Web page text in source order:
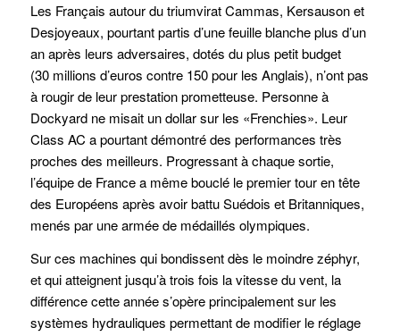
Les Français autour du triumvirat Cammas, Kersauson et
Desjoyeaux, pourtant partis d’une feuille blanche plus d’un
an après leurs adversaires, dotés du plus petit budget
(30 millions d’euros contre 150 pour les Anglais), n’ont pas
à rougir de leur prestation prometteuse. Personne à
Dockyard ne misait un dollar sur les «Frenchies». Leur
Class AC a pourtant démontré des performances très
proches des meilleurs. Progressant à chaque sortie,
l’équipe de France a même bouclé le premier tour en tête
des Européens après avoir battu Suédois et Britanniques,
menés par une armée de médaillés olympiques.
Sur ces machines qui bondissent dès le moindre zéphyr,
et qui atteignent jusqu’à trois fois la vitesse du vent, la
différence cette année s’opère principalement sur les
systèmes hydrauliques permettant de modifier le réglage